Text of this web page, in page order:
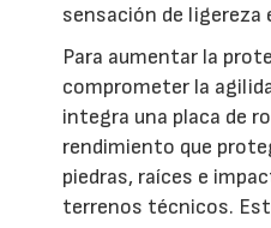
sensación de ligereza
Para aumentar la
comprometer la
integra una placa de
rendimiento que
piedras, raíces e
terrenos técnicos.